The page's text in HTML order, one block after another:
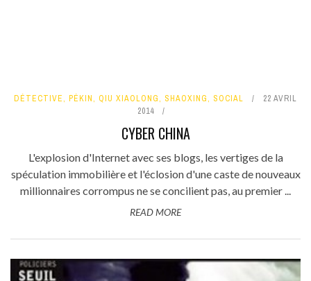
DÉTECTIVE, PÉKIN, QIU XIAOLONG, SHAOXING, SOCIAL
22 AVRIL
2014
CYBER CHINA
L'explosion d'Internet avec ses blogs, les vertiges de la
spéculation immobilière et l'éclosion d'une caste de nouveaux
millionnaires corrompus ne se concilient pas, au premier ...
READ MORE